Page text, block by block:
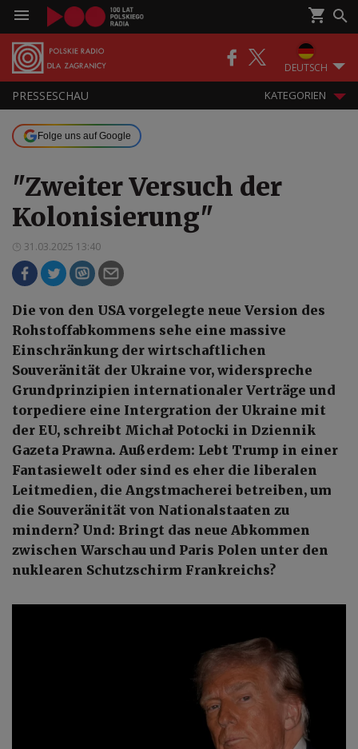
DEUTSCH
PRESSESCHAU KATEGORIEN
Folge uns auf Google
"Zweiter Versuch der
Kolonisierung"
31.03.2025 13:40
Die von den USA vorgelegte neue Version des
Rohstoffabkommens sehe eine massive
Einschränkung der wirtschaftlichen
Souveränität der Ukraine vor, widerspreche
Grundprinzipien internationaler Verträge und
torpediere eine Intergration der Ukraine mit
der EU, schreibt Michał Potocki in Dziennik
Gazeta Prawna. Außerdem: Lebt Trump in einer
Fantasiewelt oder sind es eher die liberalen
Leitmedien, die Angstmacherei betreiben, um
die Souveränität von Nationalstaaten zu
mindern? Und: Bringt das neue Abkommen
zwischen Warschau und Paris Polen unter den
nuklearen Schutzschirm Frankreichs?